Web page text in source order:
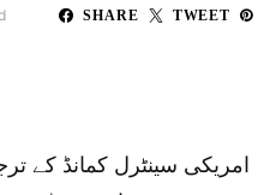
SHARE TWEET
امریکی سینٹرل کمانڈ کے